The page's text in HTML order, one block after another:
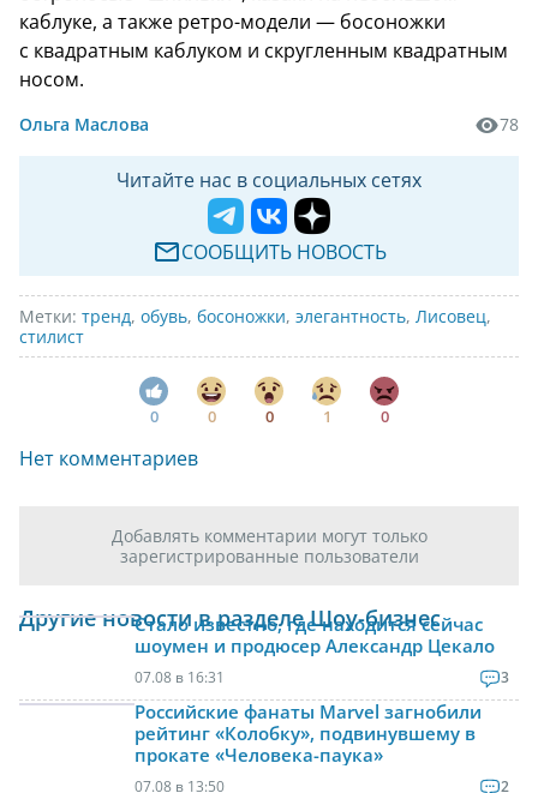
каблуке, а также ретро-модели — босоножки
с квадратным каблуком и скругленным квадратным
носом.
Ольга Маслова 78
Читайте нас в социальных сетях
СООБЩИТЬ НОВОСТЬ
Метки: тренд, обувь, босоножки, элегантность, Лисовец,
стилист
0 0 0 1 0
Нет комментариев
Добавлять комментарии могут только
зарегистрированные пользователи
Другие новости в разделе Шоу-бизнес
Стало известно, где находится сейчас
шоумен и продюсер Александр Цекало
07.08 в 16:31 3
Российские фанаты Marvel загнобили
рейтинг «Колобку», подвинувшему в
прокате «Человека-паука»
07.08 в 13:50 2